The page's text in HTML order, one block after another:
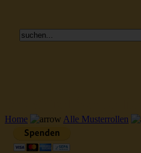
Home Alle Musterrollen